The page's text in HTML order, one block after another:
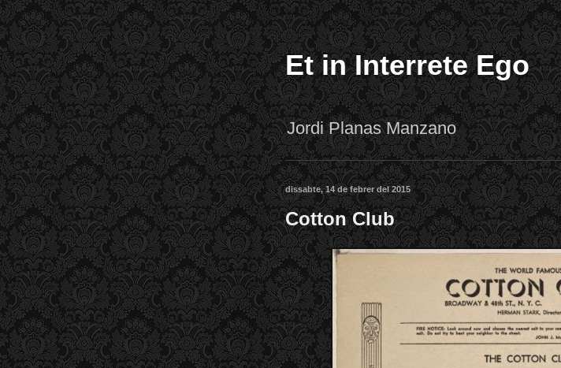
Et in Interrete Ego
Jordi Planas Manzano
dissabte, 14 de febrer del 2015
Cotton Club